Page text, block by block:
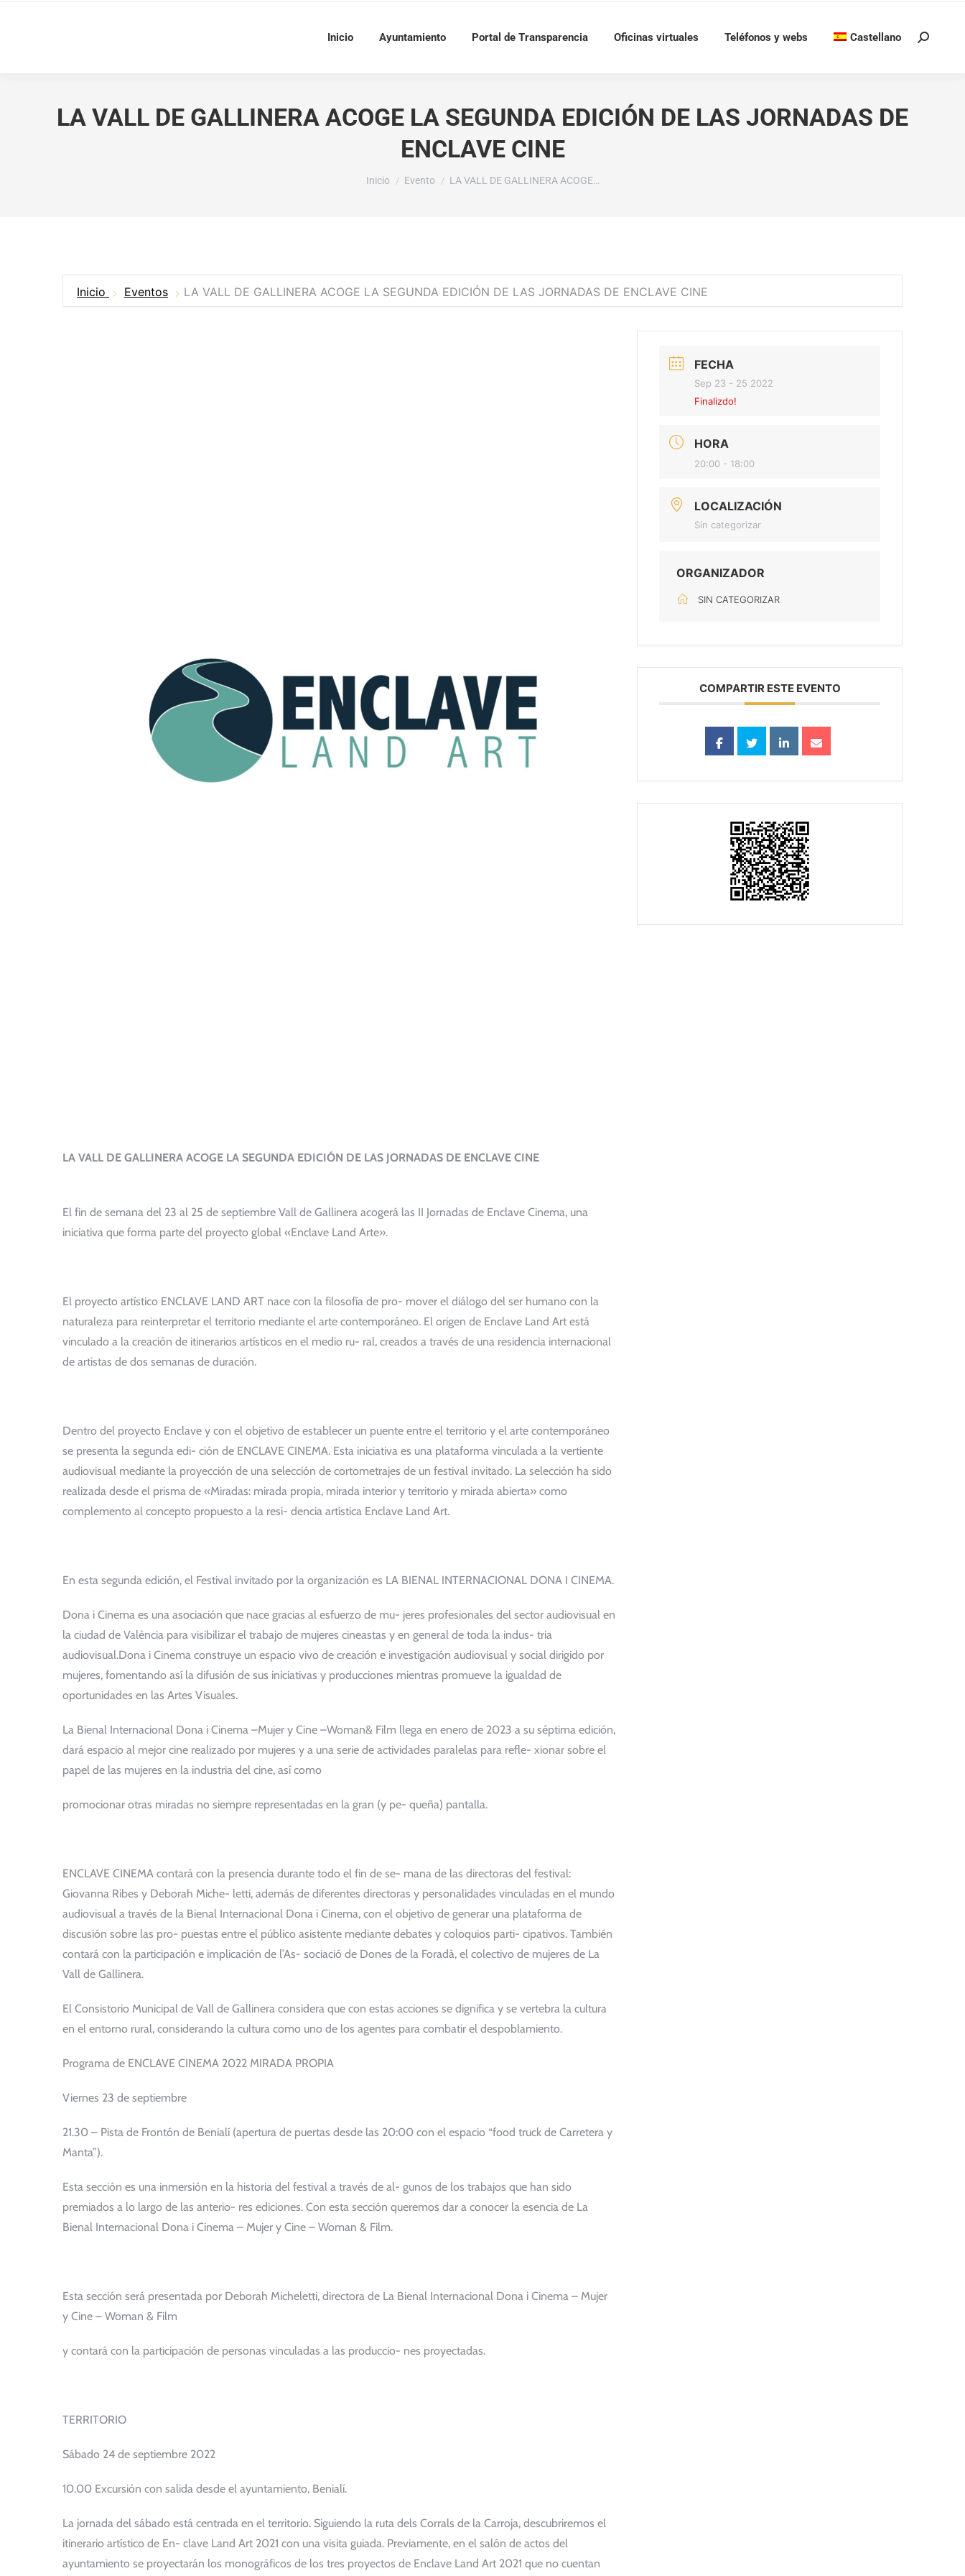
Inicio Ayuntamiento Portal de Transparencia Oficinas virtuales Teléfonos y webs Castellano Buscar:
LA VALL DE GALLINERA ACOGE LA SEGUNDA EDICIÓN DE LAS JORNADAS DE
ENCLAVE CINE
Estás aquí:
Inicio Evento LA VALL DE GALLINERA ACOGE…
Inicio Eventos LA VALL DE GALLINERA ACOGE LA SEGUNDA EDICIÓN DE LAS JORNADAS DE ENCLAVE CINE
LA VALL DE GALLINERA ACOGE LA SEGUNDA EDICIÓN DE LAS JORNADAS DE ENCLAVE CINE
El fin de semana del 23 al 25 de septiembre Vall de Gallinera acogerá las II Jornadas de Enclave Cinema, una
iniciativa que forma parte del proyecto global «Enclave Land Arte».
El proyecto artístico ENCLAVE LAND ART nace con la filosofía de pro- mover el diálogo del ser humano con la
naturaleza para reinterpretar el territorio mediante el arte contemporáneo. El origen de Enclave Land Art está
vinculado a la creación de itinerarios artísticos en el medio ru- ral, creados a través de una residencia internacional
de artistas de dos semanas de duración.
Dentro del proyecto Enclave y con el objetivo de establecer un puente entre el territorio y el arte contemporáneo
se presenta la segunda edi- ción de ENCLAVE CINEMA. Esta iniciativa es una plataforma vinculada a la vertiente
audiovisual mediante la proyección de una selección de cortometrajes de un festival invitado. La selección ha sido
realizada desde el prisma de «Miradas: mirada propia, mirada interior y territorio y mirada abierta» como
complemento al concepto propuesto a la resi- dencia artística Enclave Land Art.
En esta segunda edición, el Festival invitado por la organización es LA BIENAL INTERNACIONAL DONA I CINEMA.
Dona i Cinema es una asociación que nace gracias al esfuerzo de mu- jeres profesionales del sector audiovisual en
la ciudad de València para visibilizar el trabajo de mujeres cineastas y en general de toda la indus- tria
audiovisual.Dona i Cinema construye un espacio vivo de creación e investigación audiovisual y social dirigido por
mujeres, fomentando así la difusión de sus iniciativas y producciones mientras promueve la igualdad de
oportunidades en las Artes Visuales.
La Bienal Internacional Dona i Cinema –Mujer y Cine –Woman& Film llega en enero de 2023 a su séptima edición,
dará espacio al mejor cine realizado por mujeres y a una serie de actividades paralelas para refle- xionar sobre el
papel de las mujeres en la industria del cine, así como
promocionar otras miradas no siempre representadas en la gran (y pe- queña) pantalla.
ENCLAVE CINEMA contará con la presencia durante todo el fin de se- mana de las directoras del festival:
Giovanna Ribes y Deborah Miche- letti, además de diferentes directoras y personalidades vinculadas en el mundo
audiovisual a través de la Bienal Internacional Dona i Cinema, con el objetivo de generar una plataforma de
discusión sobre las pro- puestas entre el público asistente mediante debates y coloquios parti- cipativos. También
contará con la participación e implicación de l’As- sociació de Dones de la Foradà, el colectivo de mujeres de La
Vall de Gallinera.
El Consistorio Municipal de Vall de Gallinera considera que con estas acciones se dignifica y se vertebra la cultura
en el entorno rural, considerando la cultura como uno de los agentes para combatir el despoblamiento.
Programa de ENCLAVE CINEMA 2022 MIRADA PROPIA
Viernes 23 de septiembre
21.30 – Pista de Frontón de Benialí (apertura de puertas desde las 20:00 con el espacio “food truck de Carretera y
Manta”).
Esta sección es una inmersión en la historia del festival a través de al- gunos de los trabajos que han sido
premiados a lo largo de las anterio- res ediciones. Con esta sección queremos dar a conocer la esencia de La
Bienal Internacional Dona i Cinema – Mujer y Cine – Woman & Film.
Esta sección será presentada por Deborah Micheletti, directora de La Bienal Internacional Dona i Cinema – Mujer
y Cine – Woman & Film
y contará con la participación de personas vinculadas a las produccio- nes proyectadas.
TERRITORIO
Sábado 24 de septiembre 2022
10.00 Excursión con salida desde el ayuntamiento, Benialí.
La jornada del sábado está centrada en el territorio. Siguiendo la ruta dels Corrals de la Carroja, descubriremos el
itinerario artístico de En- clave Land Art 2021 con una visita guiada. Previamente, en el salón de actos del
ayuntamiento se proyectarán los monográficos de los tres proyectos de Enclave Land Art 2021 que no cuentan
FECHA
Sep 23 - 25 2022
Finalizdo!
HORA
20:00 - 18:00
LOCALIZACIÓN
Sin categorizar
ORGANIZADOR
SIN CATEGORIZAR
COMPARTIR ESTE EVENTO